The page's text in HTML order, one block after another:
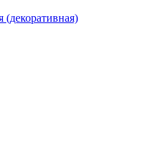
(декоративная)